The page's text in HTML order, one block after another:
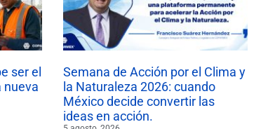
ser el
nueva
Semana de Acción por el Clima y
la Naturaleza 2026: cuando
México decide convertir las
ideas en acción.